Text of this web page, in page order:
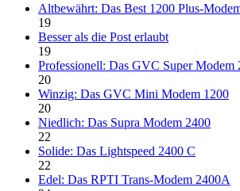
Altbewährt: Das Best 1200 Plus-
19
Besser als die Post erlaubt
19
Professionell: Das GVC Super Modem
20
Winzig: Das GVC Mini Modem 1200
20
Niedlich: Das Supra Modem 2400
22
Solide: Das Lightspeed 2400 C
22
Edel: Das RPTI Trans-Modem 2400A